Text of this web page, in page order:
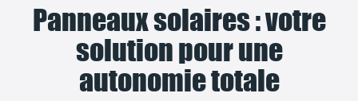
Panneaux solaires : votre
solution pour une
autonomie totale